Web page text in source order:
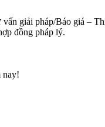
giải pháp/Báo giá –
đồng pháp lý.
nay!